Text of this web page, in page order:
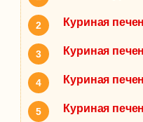
Куриная
Куриная
Куриная
Куриная